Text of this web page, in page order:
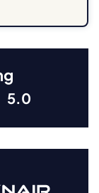
5.0